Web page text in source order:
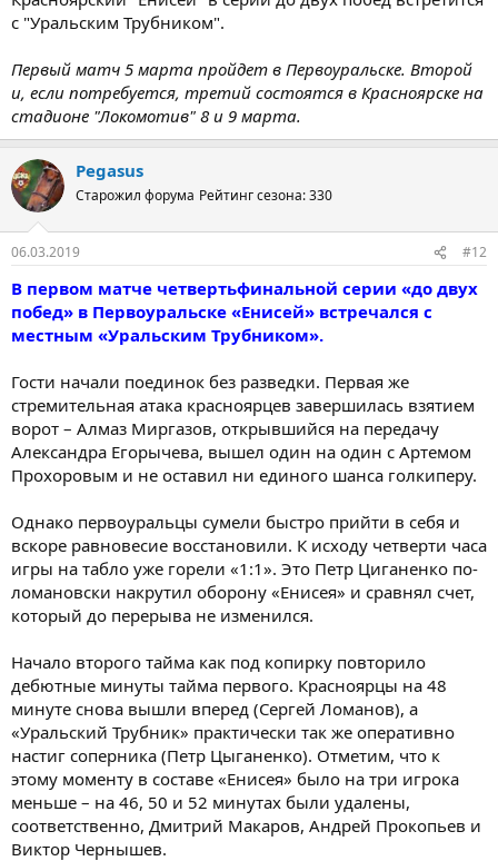
с "Уральским Трубником".
Первый матч 5 марта пройдет в Первоуральске. Второй
и, если потребуется, третий состоятся в Красноярске на
стадионе "Локомотив" 8 и 9 марта.
Pegasus
Старожил форума Рейтинг сезона: 330
06.03.2019 #12
В первом матче четвертьфинальной серии «до двух
побед» в Первоуральске «Енисей» встречался с
местным «Уральским Трубником».
Гости начали поединок без разведки. Первая же
стремительная атака красноярцев завершилась взятием
ворот – Алмаз Миргазов, открывшийся на передачу
Александра Егорычева, вышел один на один с Артемом
Прохоровым и не оставил ни единого шанса голкиперу.
Однако первоуральцы сумели быстро прийти в себя и
вскоре равновесие восстановили. К исходу четверти часа
игры на табло уже горели «1:1». Это Петр Циганенко по-
ломановски накрутил оборону «Енисея» и сравнял счет,
который до перерыва не изменился.
Начало второго тайма как под копирку повторило
дебютные минуты тайма первого. Красноярцы на 48
минуте снова вышли вперед (Сергей Ломанов), а
«Уральский Трубник» практически так же оперативно
настиг соперника (Петр Цыганенко). Отметим, что к
этому моменту в составе «Енисея» было на три игрока
меньше – на 46, 50 и 52 минутах были удалены,
соответственно, Дмитрий Макаров, Андрей Прокопьев и
Виктор Чернышев.